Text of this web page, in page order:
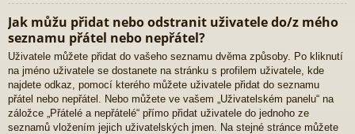
Jak můžu přidat nebo odstranit uživatele do/z mého
seznamu přátel nebo nepřátel?
Uživatele můžete přidat do vašeho seznamu dvěma způsoby. Po kliknutí
na jméno uživatele se dostanete na stránku s profilem uživatele, kde
najdete odkaz, pomocí kterého můžete uživatele přidat do seznamu
přátel nebo nepřátel. Nebo můžete ve vašem „Uživatelském panelu“ na
záložce „Přátelé a nepřátelé“ přímo přidat uživatele do jednoho ze
seznamů vložením jejich uživatelských jmen. Na stejné stránce můžete